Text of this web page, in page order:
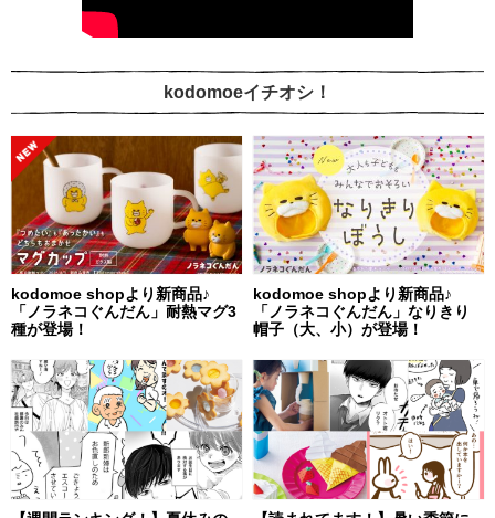
kodomoeイチオシ！
kodomoe shopより新商品♪
「ノラネコぐんだん」耐熱マグ3
種が登場！
kodomoe shopより新商品♪
「ノラネコぐんだん」なりきり
帽子（大、小）が登場！